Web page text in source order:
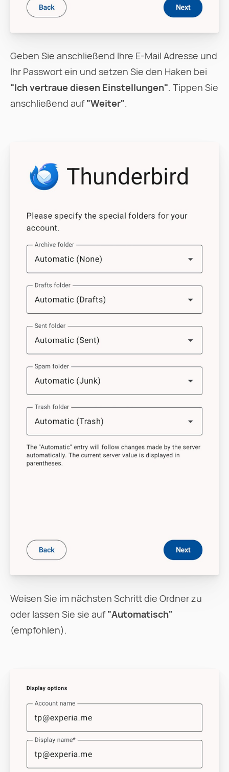
Geben Sie anschließend Ihre E-Mail Adresse und
Ihr Passwort ein und setzen Sie den Haken bei
"Ich vertraue diesen Einstellungen". Tippen Sie
anschließend auf"Weiter".
Weisen Sie im nächsten Schritt die Ordner zu
oder lassen Sie sie auf"Automatisch"
(empfohlen).